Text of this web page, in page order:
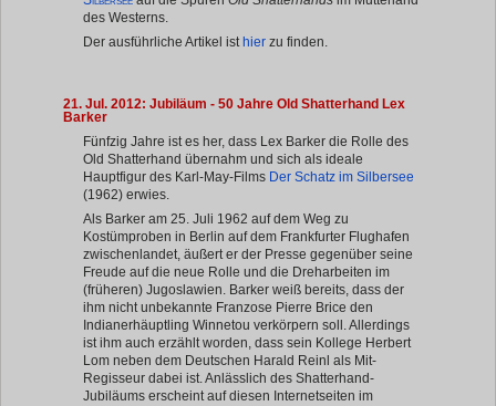
des Westerns.
Der ausführliche Artikel ist hier zu finden.
21. Jul. 2012: Jubiläum - 50 Jahre Old Shatterhand Lex
Barker
Fünfzig Jahre ist es her, dass Lex Barker die Rolle des
Old Shatterhand übernahm und sich als ideale
Hauptfigur des Karl-May-Films Der Schatz im Silbersee
(1962) erwies.
Als Barker am 25. Juli 1962 auf dem Weg zu
Kostümproben in Berlin auf dem Frankfurter Flughafen
zwischenlandet, äußert er der Presse gegenüber seine
Freude auf die neue Rolle und die Dreharbeiten im
(früheren) Jugoslawien. Barker weiß bereits, dass der
ihm nicht unbekannte Franzose Pierre Brice den
Indianerhäuptling Winnetou verkörpern soll. Allerdings
ist ihm auch erzählt worden, dass sein Kollege Herbert
Lom neben dem Deutschen Harald Reinl als Mit-
Regisseur dabei ist. Anlässlich des Shatterhand-
Jubiläums erscheint auf diesen Internetseiten im